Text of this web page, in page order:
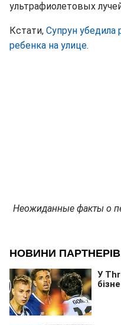
ультрафиолетовых
Кстати, Супрун убедила
ребенка на улице.
Неожиданные факты о